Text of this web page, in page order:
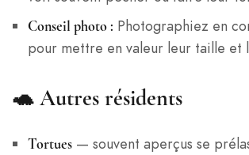
Conseil photo : Photographiez en
pour mettre en valeur leur taille et
🐢 Autres résidents
Tortues— souvent aperçus se